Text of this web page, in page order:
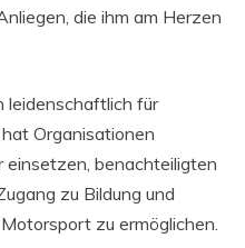
die ihm am Herzen
leidenschaftlich für
Organisationen
benachteiligten
zu Bildung und
zu ermöglichen.